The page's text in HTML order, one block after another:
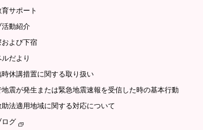
サポート
活動紹介
および下宿
だより
時休講措置に関する取り扱い
地震が発生または緊急地震速報を受信した時の基本行動
助法適用地域に関する対応について
ログ